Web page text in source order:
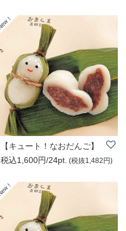
【キュート！なおだんご】
『笹雪だるま®..
税込1,600円/24pt. (税抜1,482円)